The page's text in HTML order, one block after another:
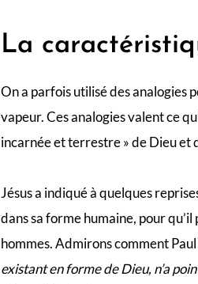
La
On a parfois utilisé des analogies
vapeur. Ces analogies valent ce
incarnée et terrestre » de Dieu et
Jésus a indiqué à quelques
dans sa forme humaine, pour
hommes. Admirons comment
existant en forme de Dieu, n’a